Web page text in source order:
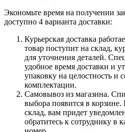
Экономьте время на получении
доступно 4 варианта доставки:
Курьерская доставка
товар поступит на склад,
для уточнения деталей.
удобное время доставки и
упаковку на целостность и
комплектации.
Самовывоз из магазина.
выбора появится в корзине.
склад, вам придет
обратитесь к сотруднику в